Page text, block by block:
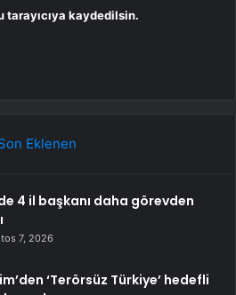
tarayıcıya kaydedilsin.
Eklenen
4 il başkanı daha görevden
7, 2026
‘Terörsüz Türkiye’ hedefli